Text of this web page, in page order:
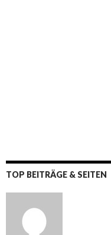
TOP BEITRÄGE & SEITEN